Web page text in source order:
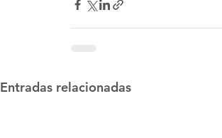
Entradas relacionadas